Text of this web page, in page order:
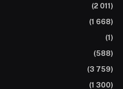
(2 011)
(1 668)
(1)
(588)
(3 759)
(1 300)